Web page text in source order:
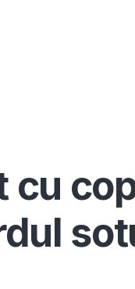
cu